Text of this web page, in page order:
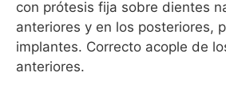
con prótesis fija sobre dientes
anteriores y en los posteriores,
implantes. Correcto acople de
anteriores.